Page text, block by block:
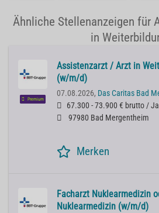
Ähnliche Stellenanzeigen für
in
Premium
Assistenzarzt / Arzt in
(w/m/d)
07.08.2026, Das Caritas Bad
67.300 - 73.900 € brutto /
97980 Bad Mergentheim
Merken
Facharzt Nuklearmedizin
Nuklearmedizin (w/m/d)